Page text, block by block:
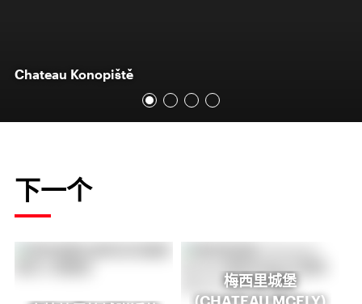
Chateau Konopiště
下一个
梅西里城堡
(CHATEAU MCELY)